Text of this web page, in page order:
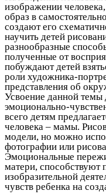
изображении
образ в
создают его
научить детей
разнообразные
полученные от
побуждают детей
роли художника-
представления об
Усвоение данной темы
эмоционально-
всего детям
человека – мамы.
модели, но можно
фотографии или
Эмоциональные
матери, способствуют
изобразительной
чувств ребенка на